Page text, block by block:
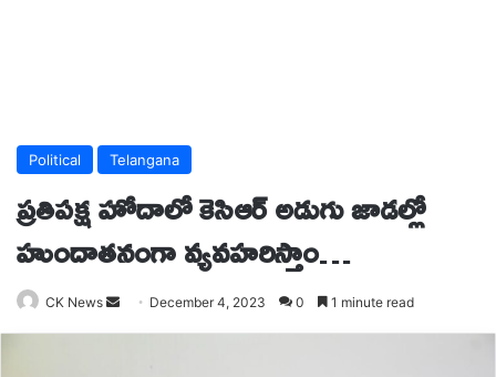
Political Telangana
ప్రతిపక్ష హోదాలో కెసిఆర్ అడుగు జాడల్లో
హుందాతనంగా వ్యవహరిస్తాం…
CK News
Send December 4, 2023 0 1 minute read